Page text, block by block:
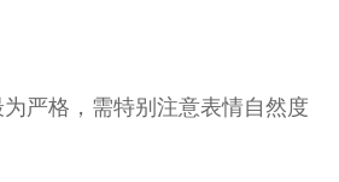
严格，需特别注意表情自然度